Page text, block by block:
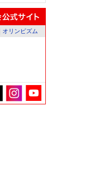
オリンピズム